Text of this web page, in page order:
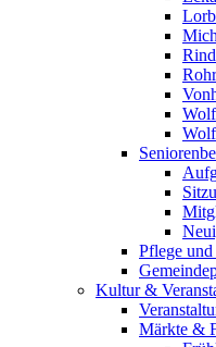
Wolf
Pflege
Kultur &
Märkte &